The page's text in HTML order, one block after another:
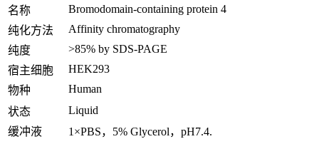
名称
Bromodomain-containing protein 4
纯化方法
Affinity chromatography
纯度
>85% by SDS-PAGE
宿主细胞
HEK293
物种
Human
状态
Liquid
缓冲液
1×PBS，5% Glycerol，pH7.4.